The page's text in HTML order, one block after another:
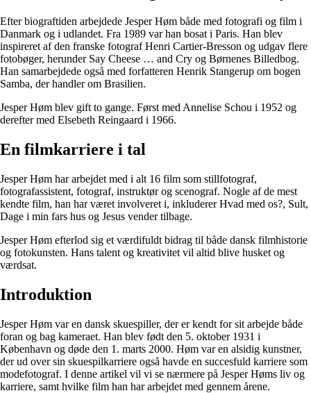
Efter biograftiden arbejdede Jesper Høm både med fotografi og film i
Danmark og i udlandet. Fra 1989 var han bosat i Paris. Han blev
inspireret af den franske fotograf Henri Cartier-Bresson og udgav flere
fotobøger, herunder Say Cheese … and Cry og Børnenes Billedbog.
Han samarbejdede også med forfatteren Henrik Stangerup om bogen
Samba, der handler om Brasilien.
Jesper Høm blev gift to gange. Først med Annelise Schou i 1952 og
derefter med Elsebeth Reingaard i 1966.
En filmkarriere i tal
Jesper Høm har arbejdet med i alt 16 film som stillfotograf,
fotografassistent, fotograf, instruktør og scenograf. Nogle af de mest
kendte film, han har været involveret i, inkluderer Hvad med os?, Sult,
Dage i min fars hus og Jesus vender tilbage.
Jesper Høm efterlod sig et værdifuldt bidrag til både dansk filmhistorie
og fotokunsten. Hans talent og kreativitet vil altid blive husket og
værdsat.
Introduktion
Jesper Høm var en dansk skuespiller, der er kendt for sit arbejde både
foran og bag kameraet. Han blev født den 5. oktober 1931 i
København og døde den 1. marts 2000. Høm var en alsidig kunstner,
der ud over sin skuespilkarriere også havde en succesfuld karriere som
modefotograf. I denne artikel vil vi se nærmere på Jesper Høms liv og
karriere, samt hvilke film han har arbejdet med gennem årene.